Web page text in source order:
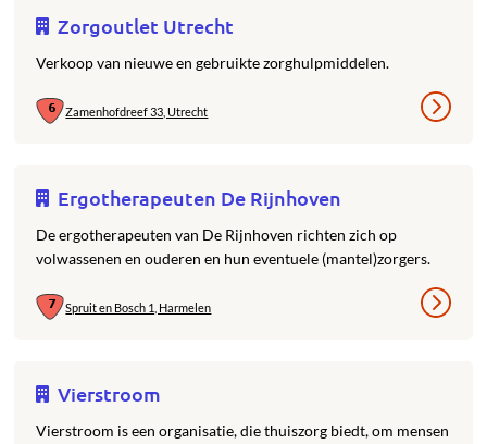
Zorgoutlet Utrecht
Verkoop van nieuwe en gebruikte zorghulpmiddelen.
Zamenhofdreef 33, Utrecht
Ergotherapeuten De Rijnhoven
De ergotherapeuten van De Rijnhoven richten zich op
volwassenen en ouderen en hun eventuele (mantel)zorgers.
Spruit en Bosch 1, Harmelen
Vierstroom
Vierstroom is een organisatie, die thuiszorg biedt, om mensen